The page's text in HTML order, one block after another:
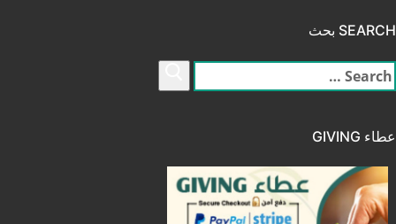
SEARCH بحث
البحث
عن:
عطاء GIVING